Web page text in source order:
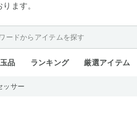
ます。
品 ランキング 厳選アイテム
ッサー